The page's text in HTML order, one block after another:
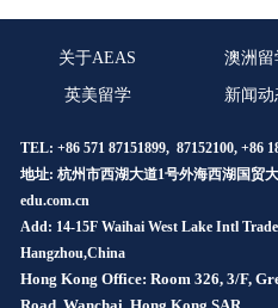
关于AEAS 澳洲留
英美留学 新闻动
TEL: +86 571 87151899, 87152100, +86
地址: 杭州市西湖大道1号外海西湖国贸
edu.com.cn
Add: 14-15F Waihai West Lake Intl
Hangzhou,China
Hong Kong Office: Room 326, 3/F,